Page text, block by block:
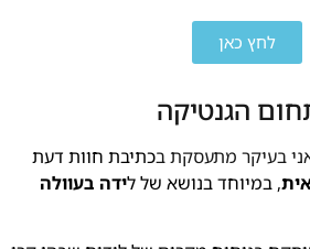
לחץ כאן
הגנטיקה
בעיקר מתעסקת בכתיבת חוות דעת
, במיוחד בנושא של לידה בעוולה